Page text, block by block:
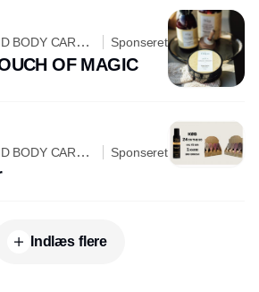
BODY CARE
Sponseret
OF MAGIC
BODY CARE
Sponseret
Indlæs flere